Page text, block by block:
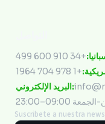
+34 910 600 499
+1 978 704 1964
البريد الإلكتروني:
Suscribete a nuestra